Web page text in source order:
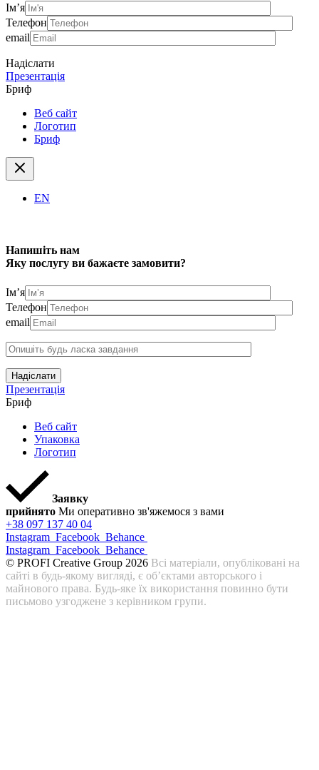
Ім’я
Телефон
email
Надіслати
Презентація
Бриф
Веб сайт
Логотип
Бриф
EN
Напишіть нам
Яку послугу ви бажаєте замовити?
Ім’я
Телефон
email
Надіслати
Презентація
Бриф
Веб сайт
Упаковка
Логотип
Заявку
прийнято Ми оперативно зв'яжемося з вами
+38 097 137 40 04
Instagram Facebook Behance
Instagram Facebook Behance
© PROFI Creative Group 2026 Всі матеріали, опубліковані на
сайті в будь-якому вигляді, є об’єктами авторського і
майнового права. Будь-яке їх використання повинно бути
письмово узгоджене з керівником групи.